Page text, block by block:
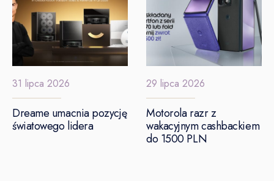
31 lipca 2026
Dreame umacnia pozycję
światowego lidera
29 lipca 2026
Motorola razr z
wakacyjnym cashbackiem
do 1500 PLN